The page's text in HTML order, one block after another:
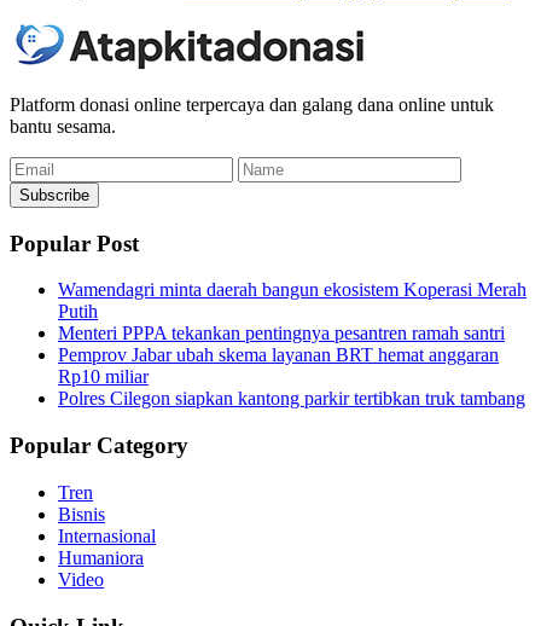
Platform donasi online terpercaya dan galang dana online untuk
bantu sesama.
Email
Name
Subscribe
Popular Post
Wamendagri minta daerah bangun ekosistem Koperasi Merah
Putih
Menteri PPPA tekankan pentingnya pesantren ramah santri
Pemprov Jabar ubah skema layanan BRT hemat anggaran
Rp10 miliar
Polres Cilegon siapkan kantong parkir tertibkan truk tambang
Popular Category
Tren
Bisnis
Internasional
Humaniora
Video